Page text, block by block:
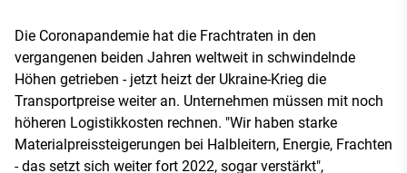
Die Coronapandemie hat die Frachtraten in den
vergangenen beiden Jahren weltweit in schwindelnde
Höhen getrieben - jetzt heizt der Ukraine-Krieg die
Transportpreise weiter an. Unternehmen müssen mit noch
höheren Logistikkosten rechnen. "Wir haben starke
Materialpreissteigerungen bei Halbleitern, Energie, Frachten
- das setzt sich weiter fort 2022, sogar verstärkt",